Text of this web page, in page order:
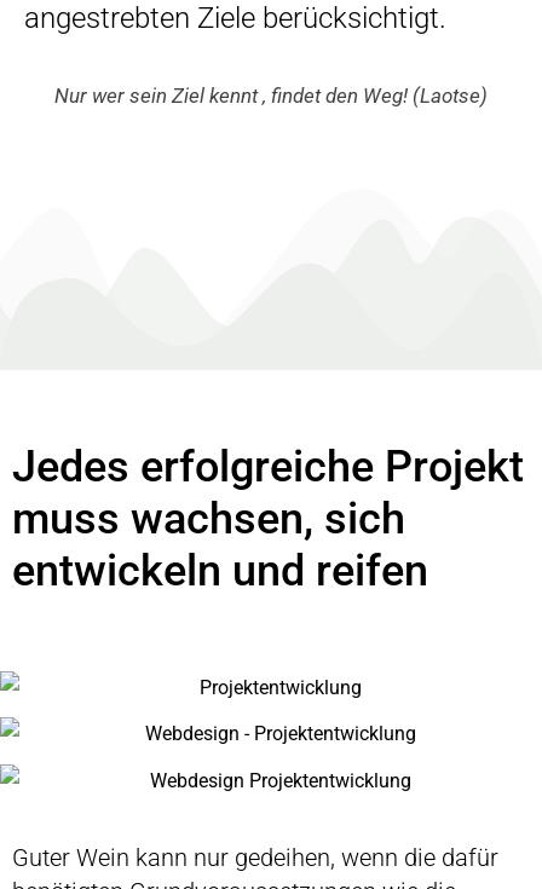
angestrebten Ziele berücksichtigt.
Nur wer sein Ziel kennt , findet den Weg! (Laotse)
Jedes erfolgreiche Projekt
muss wachsen, sich
entwickeln und reifen
Guter Wein kann nur gedeihen, wenn die dafür